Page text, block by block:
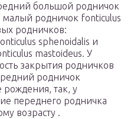
большой родничок
родничок fonticulus
родничков:
sphenoidalis и
mastoideus. У
закрытия родничков
родничок
рождения, так, у
переднего родничка
возрасту .